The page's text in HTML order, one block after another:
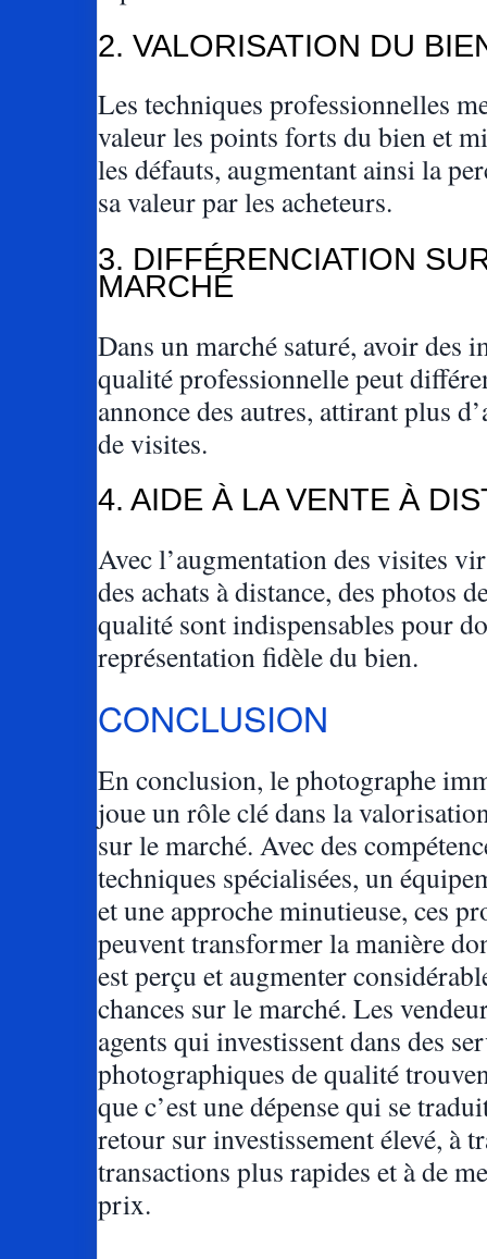
2. VALORISATION DU
Les techniques professionnelles
valeur les points forts du bien et
les défauts, augmentant ainsi la
sa valeur par les acheteurs.
3. DIFFÉRENCIATION
MARCHÉ
Dans un marché saturé, avoir des
qualité professionnelle peut
annonce des autres, attirant plus
de visites.
4. AIDE À LA VENTE À
Avec l’augmentation des visites
des achats à distance, des photos
qualité sont indispensables pour
représentation fidèle du bien.
CONCLUSION
En conclusion, le photographe
joue un rôle clé dans la
sur le marché. Avec des
techniques spécialisées, un
et une approche minutieuse, ces
peuvent transformer la manière
est perçu et augmenter
chances sur le marché. Les
agents qui investissent dans des
photographiques de qualité
que c’est une dépense qui se
retour sur investissement élevé, à
transactions plus rapides et à de
prix.